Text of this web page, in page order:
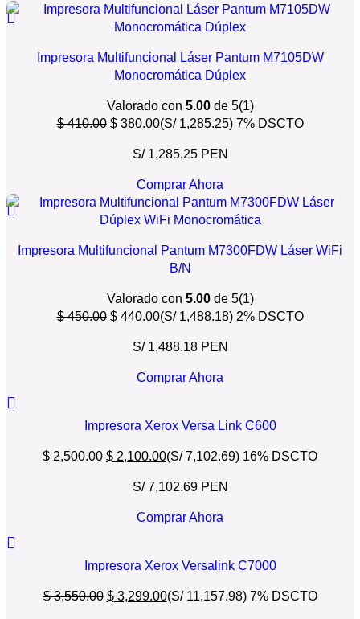
Impresora Multifuncional Láser Pantum M7105DW
Monocromática Dúplex
Valorado con 5.00de 5(1)
$410.00 $380.00(S/ 1,285.25) 7% DSCTO
S/ 1,285.25 PEN
Comprar Ahora
Impresora Multifuncional Pantum M7300FDW Láser WiFi
B/N
Valorado con 5.00de 5(1)
$450.00 $440.00(S/ 1,488.18) 2% DSCTO
S/ 1,488.18 PEN
Comprar Ahora
Impresora Xerox Versa Link C600
$2,500.00 $ 2,100.00(S/ 7,102.69) 16% DSCTO
S/ 7,102.69 PEN
Comprar Ahora
Impresora Xerox Versalink C7000
$3,550.00 $3,299.00(S/ 11,157.98) 7% DSCTO